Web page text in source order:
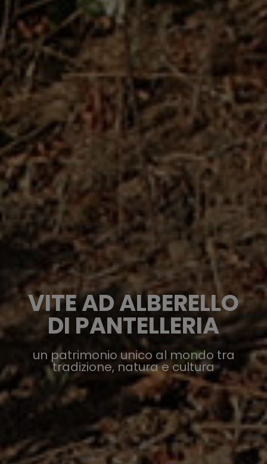
VITE AD ALBERELLO
DI PANTELLERIA
un patrimonio unico al mondo tra
tradizione, natura e cultura